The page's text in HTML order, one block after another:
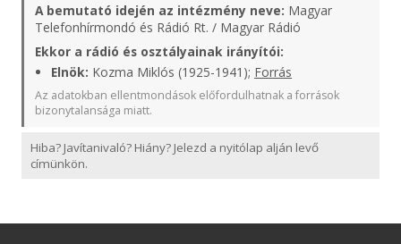
A bemutató idején az intézmény neve: Magyar
Telefonhírmondó és Rádió Rt. / Magyar Rádió
Ekkor a rádió és osztályainak irányítói:
Elnök: Kozma Miklós (1925-1941); Forrás
Az adatokban ellentmondások előfordulhatnak a források
bizonytalansága miatt.
Hiba? Javítanivaló? Hiány? Jelezd a nyitólap alján levő
címünkön.